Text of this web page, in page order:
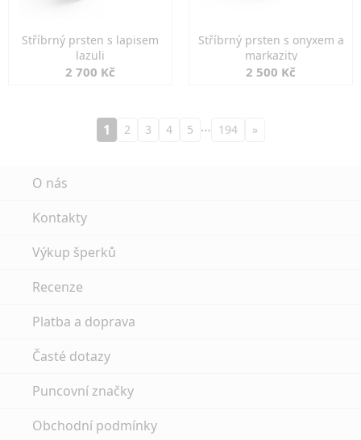
Stříbrný prsten s lapisem
lazuli
2 700 Kč
Stříbrný prsten s onyxem a
markazity
2 500 Kč
1 2 3 4 5 … 194 »
O nás
Kontakty
Výkup šperků
Recenze
Platba a doprava
Časté dotazy
Puncovní značky
Obchodní podmínky